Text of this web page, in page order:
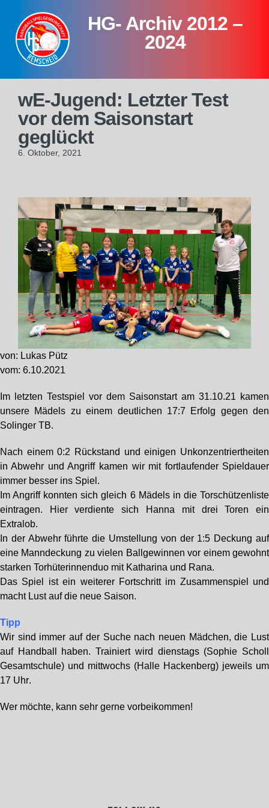
content
HG- Archiv 2012 –
2024
wE-Jugend: Letzter Test
vor dem Saisonstart
geglückt
6. Oktober, 2021
von: Lukas Pütz
vom: 6.10.2021
Im letzten Testspiel vor dem Saisonstart am 31.10.21 kamen
unsere Mädels zu einem deutlichen 17:7 Erfolg gegen den
Solinger TB.
Nach einem 0:2 Rückstand und einigen Unkonzentriertheiten
in Abwehr und Angriff kamen wir mit fortlaufender Spieldauer
immer besser ins Spiel.
Im Angriff konnten sich gleich 6 Mädels in die Torschützenliste
eintragen. Hier verdiente sich Hanna mit drei Toren ein
Extralob.
In der Abwehr führte die Umstellung von der 1:5 Deckung auf
eine Manndeckung zu vielen Ballgewinnen vor einem gewohnt
starken Torhüterinnenduo mit Katharina und Rana.
Das Spiel ist ein weiterer Fortschritt im Zusammenspiel und
macht Lust auf die neue Saison.
Tipp
Wir sind immer auf der Suche nach neuen Mädchen, die Lust
auf Handball haben. Trainiert wird dienstags (Sophie Scholl
Gesamtschule) und mittwochs (Halle Hackenberg) jeweils um
17 Uhr.
Wer möchte, kann sehr gerne vorbeikommen!